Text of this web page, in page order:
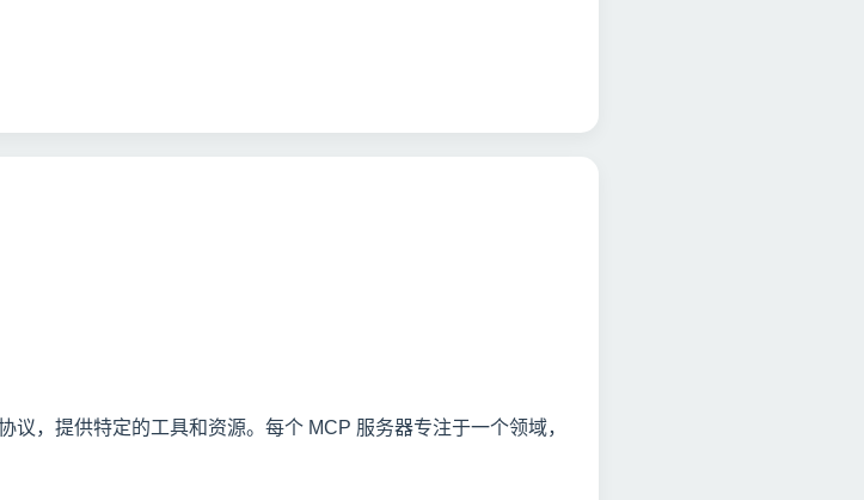
，提供特定的工具和资源。每个 MCP 服务器专注于一个领域，